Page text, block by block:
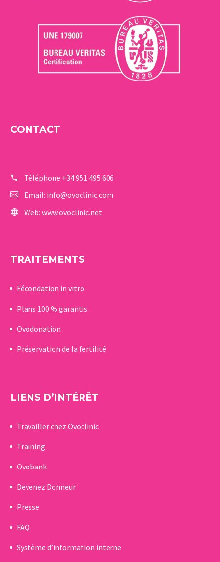
CONTACT
Téléphone +34 951 495 606
Email: info@ovoclinic.com
Web: www.ovoclinic.net
TRAITEMENTS
Fécondation in vitro
Plans 100 % garantis
Ovodonation
Préservation de la fertilité
LIENS D’INTÉRÊT
Travailler chez Ovoclinic
Training
Ovobank
Devenez Donneur
Presse
FAQ
Système d’information interne